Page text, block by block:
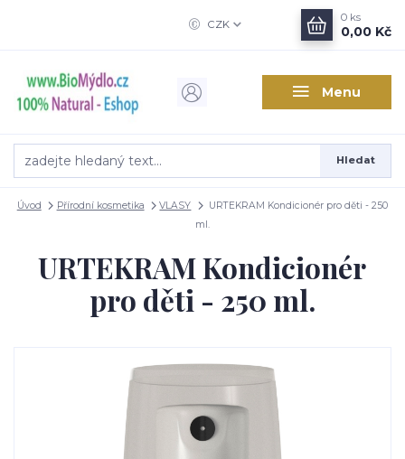
Menu
CZK
Hledat
0 ks
0,00 Kč
Úvod Přírodní kosmetika VLASY
URTEKRAM Kondicionér pro děti - 250
ml.
URTEKRAM Kondicionér
pro děti - 250 ml.